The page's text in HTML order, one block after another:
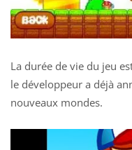
La durée de vie du jeu
le développeur a déjà
nouveaux mondes.